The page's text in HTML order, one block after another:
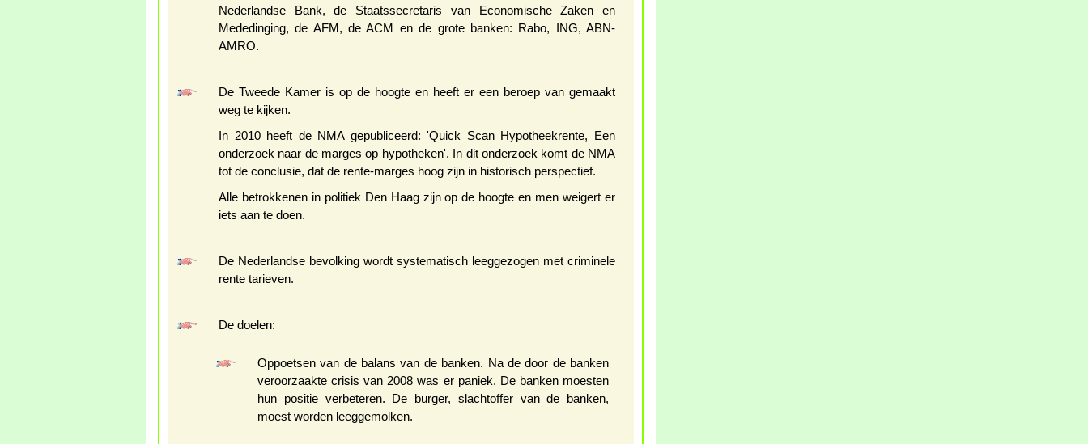
Nederlandse Bank, de Staatssecretaris van Economische Zaken en
Mededinging, de AFM, de ACM en de grote banken: Rabo, ING, ABN-
AMRO.
De Tweede Kamer is op de hoogte en heeft er een beroep van gemaakt
weg te kijken.
In 2010 heeft de NMA gepubliceerd: 'Quick Scan Hypotheekrente, Een
onderzoek naar de marges op hypotheken'. In dit onderzoek komt de NMA
tot de conclusie, dat de rente-marges hoog zijn in historisch perspectief.
Alle betrokkenen in politiek Den Haag zijn op de hoogte en men weigert er
iets aan te doen.
De Nederlandse bevolking wordt systematisch leeggezogen met criminele
rente tarieven.
De doelen:
Oppoetsen van de balans van de banken. Na de door de banken
veroorzaakte crisis van 2008 was er paniek. De banken moesten
hun positie verbeteren. De burger, slachtoffer van de banken,
moest worden leeggemolken.